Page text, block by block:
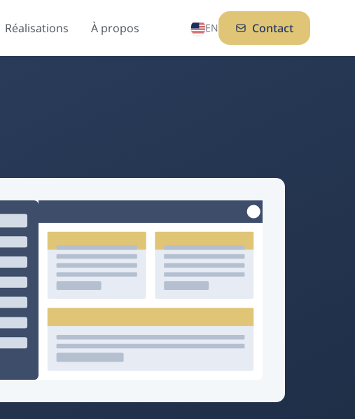
Réalisations À propos EN Contact